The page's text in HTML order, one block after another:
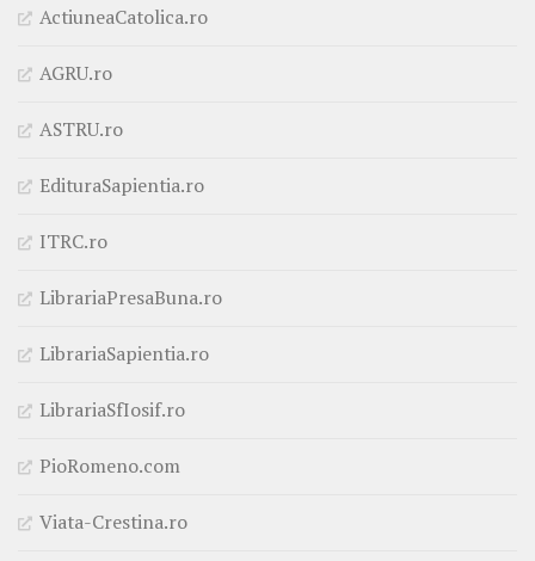
ActiuneaCatolica.ro
AGRU.ro
ASTRU.ro
EdituraSapientia.ro
ITRC.ro
LibrariaPresaBuna.ro
LibrariaSapientia.ro
LibrariaSfIosif.ro
PioRomeno.com
Viata-Crestina.ro